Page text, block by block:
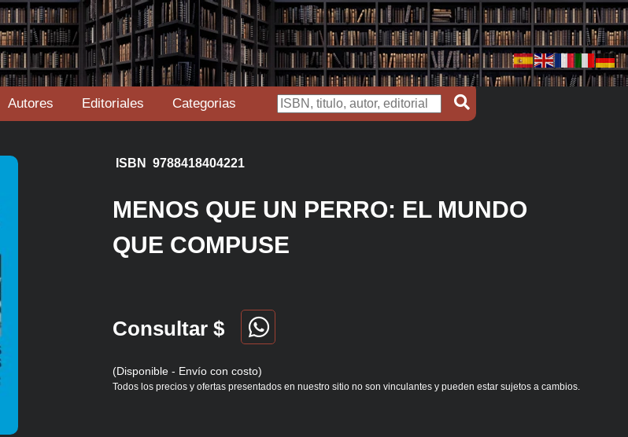
Autores Editoriales Categorias
ISBN 9788418404221
MENOS QUE UN PERRO: EL MUNDO
QUE COMPUSE
Consultar $
(Disponible - Envío con costo)
Todos los precios y ofertas presentados en nuestro sitio no son vinculantes y pueden estar sujetos a cambios.